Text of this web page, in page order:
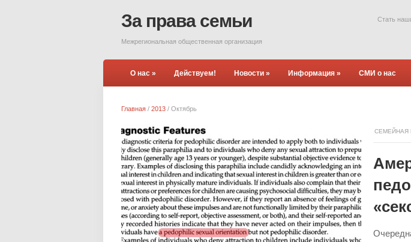
Стать
За права семьи
Межрегиональная общественная организация
О нас » Действуем! Новости » Информация » СМИ о нас
Главная / 2013 / Октябрь
СЕМЕЙНАЯ